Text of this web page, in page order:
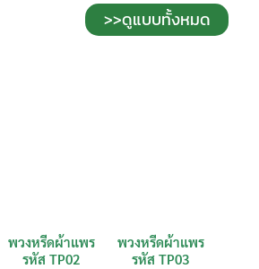
>>ดูแบบทั้งหมด
พวงหรีดผ้าแพร
รหัส TP02
พวงหรีดผ้าแพร
รหัส TP03